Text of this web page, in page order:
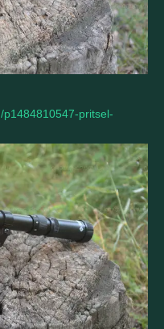
p1484810547-pritsel-